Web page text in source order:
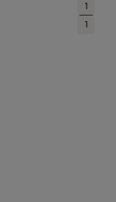
1
1